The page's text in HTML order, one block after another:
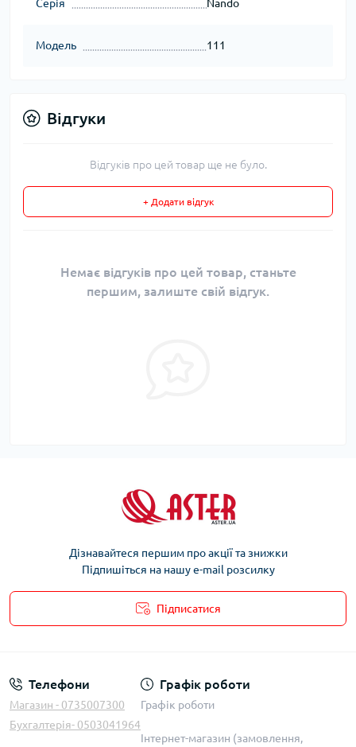
Серія Nando
Модель 111
Відгуки
Відгуків про цей товар ще не було.
+ Додати відгук
Немає відгуків про цей товар, станьте
першим, залиште свій відгук.
Дізнавайтеся першим про акції та знижки
Підпишіться на нашу e-mail розсилку
Підписатися
Телефони
Магазин - 0735007300
Бухгалтерія- 0503041964
Графік роботи
Графік роботи
Інтернет-магазин (замовлення,